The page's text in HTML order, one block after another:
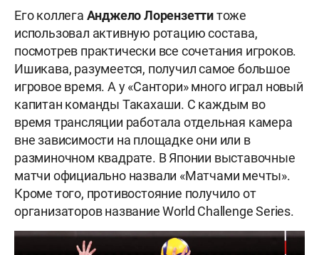
Его коллега АнджелоЛорензеттитоже
использовал активную ротацию состава,
посмотрев практически все сочетания игроков.
Ишикава, разумеется, получил самое большое
игровое время. А у «Сантори» много играл новый
капитан команды Такахаши. С каждым во
время трансляции работала отдельная камера
вне зависимости на площадке они или в
разминочном квадрате. В Японии выставочные
матчи официально назвали «Матчами мечты».
Кроме того, противостояние получило от
организаторов название World Challenge Series.